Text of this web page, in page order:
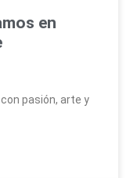
en
pasión, arte y